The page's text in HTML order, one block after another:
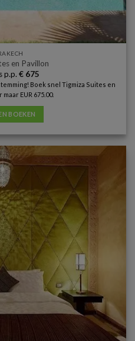
en Pavillon
p.p. € 675
Boek snel Tigmiza Suites en
EUR 675.00.
BOEKEN